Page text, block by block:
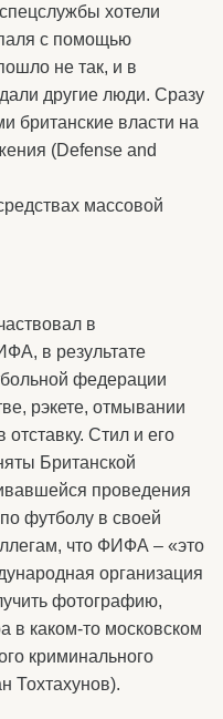
хотели
с помощью
не так, и в
другие люди. Сразу
британские власти на
(Defense and
массовой
в
в результате
федерации
рэкете, отмывании
Стил и его
Британской
проведения
футболу в своей
что ФИФА – «это
организация
фотографию,
в каком-то московском
криминального
Тохтахунов).